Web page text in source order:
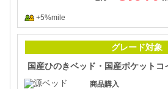
+5%mile
グレード対象
商品購入